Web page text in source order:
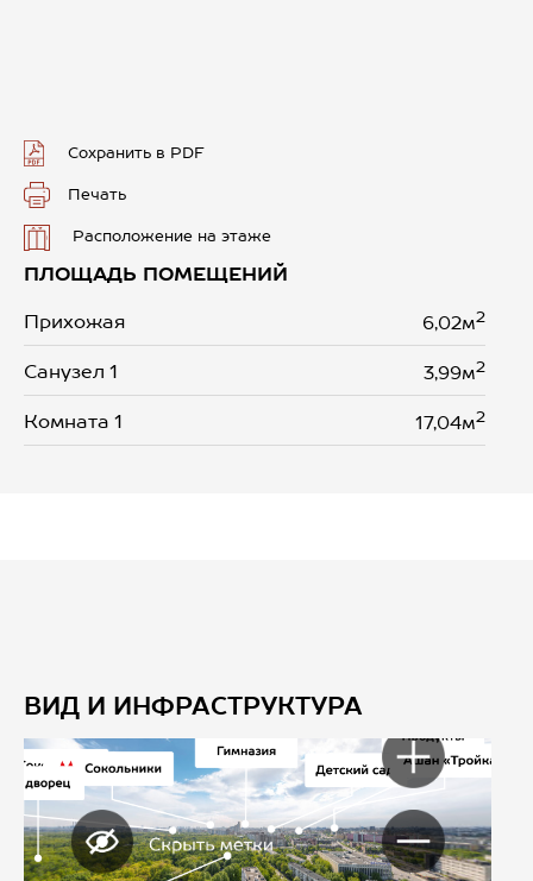
Сохранить в PDF
Печать
Расположение на этаже
ПЛОЩАДЬ ПОМЕЩЕНИЙ
Прихожая 6,02м2
Санузел 1 3,99м2
Комната 1 17,04м2
ВИД И ИНФРАСТРУКТУРА